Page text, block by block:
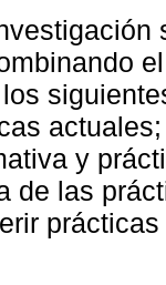
y
de las